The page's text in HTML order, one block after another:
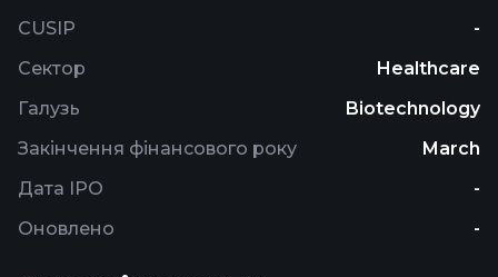
CUSIP
-
Сектор
Healthcare
Галузь
Biotechnology
Закінчення фінансового року
March
Дата IPO
-
Оновлено
-